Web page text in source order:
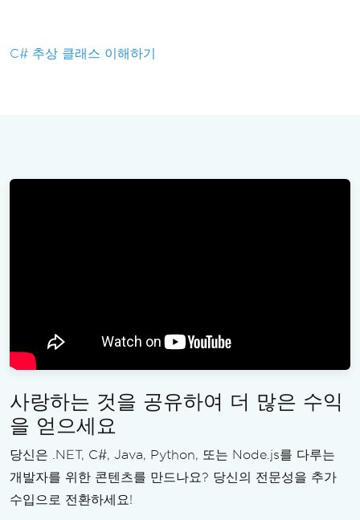
C# 추상 클래스 이해하기
사랑하는 것을 공유하여 더 많은 수익
을 얻으세요
당신은 .NET, C#, Java, Python, 또는 Node.js를 다루는
개발자를 위한 콘텐츠를 만드나요? 당신의 전문성을 추가
수입으로 전환하세요!